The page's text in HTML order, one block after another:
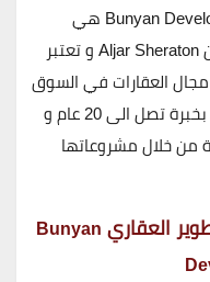
شركة بنيان للتطوير العقاري Bunyan Developments هي
المطور العقاري لمشروع الجار شيراتون Aljar Sheraton و تعتبر
العقارات في السوق
المصري. تأسست عام 2005م و تتمتع بخبرة تصل الى 20 عام و
خلال مشروعاتها
العقاري Bunyan